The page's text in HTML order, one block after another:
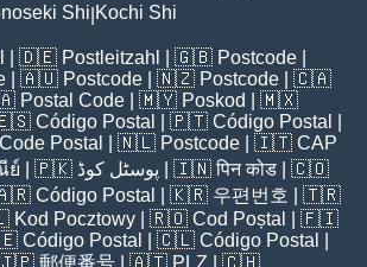
Shi Kochi Shi
| 🇩🇪 Postleitzahl | 🇬🇧 Postcode
| 🇦🇺 Postcode | 🇳🇿 Postcode | 🇨🇦
Postal Code | 🇲🇾 Poskod
| 🇲🇽
Código Postal | 🇵🇹 Código Postal
Code Postal | 🇳🇱 Postcode | 🇮🇹 CAP
ย์ | 🇵🇰 پوسٹل کوڈ | 🇮🇳पिन कोड | 🇨🇴
Código Postal | 🇰🇷 우편번호
| 🇹🇷
Kod Pocztowy | 🇷🇴 Cod Poștal
| 🇫🇮
Código Postal | 🇨🇱 Código Postal
🇯🇵 郵便番号 | 🇦🇹 PLZ | 🇨🇭